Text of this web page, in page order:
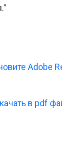
Adobe
в pdf